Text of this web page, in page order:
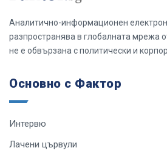
Аналитично-информационен
разпространява в глобалната мрежа
не е обвързана с политически и
Основно с Фактор
Интервю
Лачени цървули